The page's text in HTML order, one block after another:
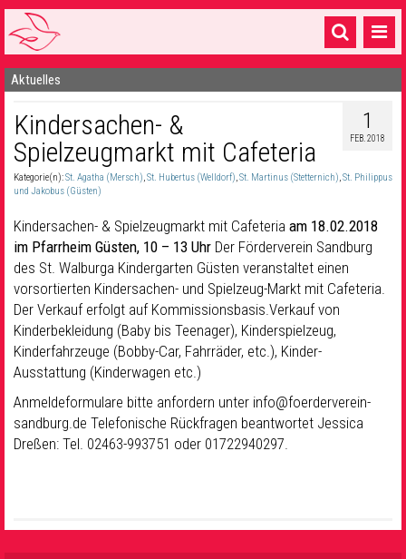
Startseite
1 Pfarrei
16 Gemeinden & mehr
Gottesdienste & Sinnsuche
Sakramente & Feste
Gemeinschaft & Soziales
Musik& Kultur
Seelsorge & Kontakt
Aktuelles
1
FEB. 2018
Kindersachen- &
Spielzeugmarkt mit Cafeteria
Kategorie(n):St. Agatha (Mersch),St. Hubertus (Welldorf),St. Martinus (Stetternich),St. Philippus
und Jakobus (Güsten)
Kindersachen- & Spielzeugmarkt mit Cafeteria am 18.02.2018
im Pfarrheim Güsten, 10 – 13 Uhr Der Förderverein Sandburg
des St. Walburga Kindergarten Güsten veranstaltet einen
vorsortierten Kindersachen- und Spielzeug-Markt mit Cafeteria.
Der Verkauf erfolgt auf Kommissionsbasis.Verkauf von
Kinderbekleidung (Baby bis Teenager), Kinderspielzeug,
Kinderfahrzeuge (Bobby-Car, Fahrräder, etc.), Kinder-
Ausstattung (Kinderwagen etc.)
Anmeldeformulare bitte anfordern unter info@foerderverein-
sandburg.de Telefonische Rückfragen beantwortet Jessica
Dreßen: Tel. 02463-993751 oder 01722940297.